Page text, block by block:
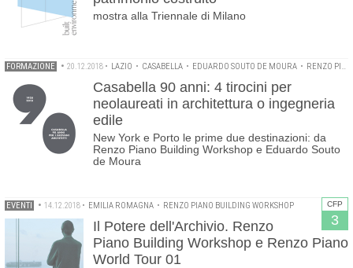
mostra alla Triennale di Milano
FORMAZIONE • 20.12.2018 • LAZIO • CASABELLA • EDUARDO SOUTO DE MOURA • RENZO PIANO BUILDING WORKSHOP
Casabella 90 anni: 4 tirocini per
neolaureati in architettura o ingegneria
edile
New York e Porto le prime due destinazioni: da
Renzo Piano Building Workshop e Eduardo Souto
de Moura
CFP
3
EVENTI • 14.12.2018 • EMILIA ROMAGNA • RENZO PIANO BUILDING WORKSHOP
Il Potere dell'Archivio. Renzo
Piano Building Workshop e Renzo Piano
World Tour 01